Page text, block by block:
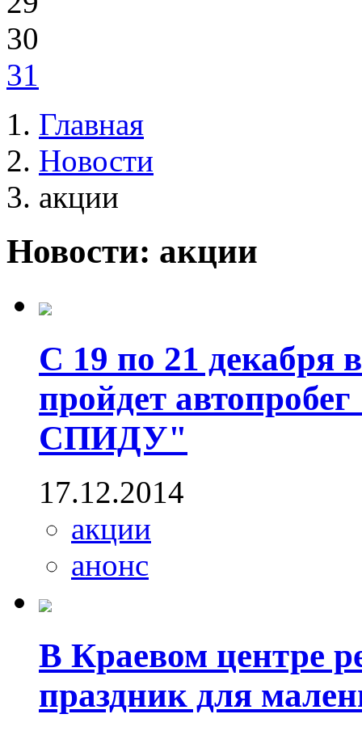
30
31
Главная
Новости
акции
Новости: акции
С 19 по 21 декабря
пройдет
СПИДУ"
17.12.2014
акции
анонс
В Краевом центре
праздник для